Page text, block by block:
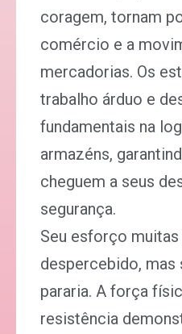
coragem, tornam
comércio e a
mercadorias. Os
trabalho árduo e
fundamentais na
armazéns,
cheguem a seus
segurança.
Seu esforço
despercebido, mas
pararia. A força
resistência